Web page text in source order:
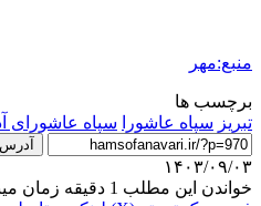
منبع:مهر
برچسب ها
تبریز سپاه عاشورا سپاه عاشورای
۱۴۰۳/۰۹/۰۳
خواندن این مطلب 1 دقیقه زمان میبرد